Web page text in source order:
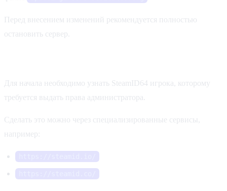
Перед внесением изменений рекомендуется полностью
остановить сервер.
Для начала необходимо узнать SteamID64 игрока, которому
требуется выдать права администратора.
Сделать это можно через специализированные сервисы,
например: